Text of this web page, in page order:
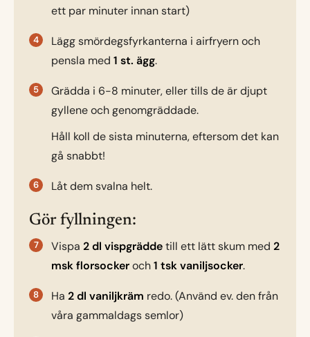
ett par minuter innan start)
Lägg smördegsfyrkanterna i airfryern och
pensla med 1 st. ägg.
Grädda i 6-8 minuter, eller tills de är djupt
gyllene och genomgräddade.
Håll koll de sista minuterna, eftersom det kan
gå snabbt!
Låt dem svalna helt.
Gör fyllningen:
Vispa 2 dl vispgräddetill ett lätt skum med 2
msk florsockeroch1 tsk vaniljsocker.
Ha 2 dl vaniljkräm redo. (Använd ev. den från
våra gammaldags semlor)